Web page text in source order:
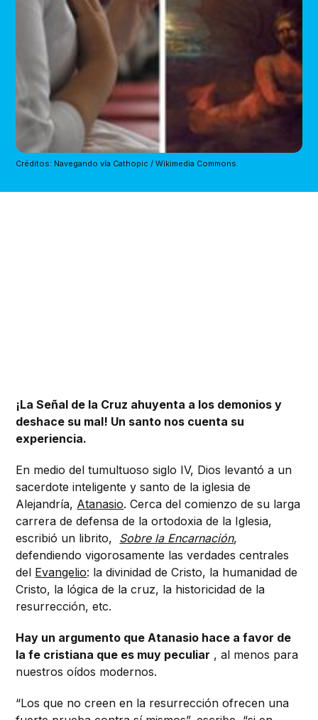
Créditos: Navegando vía Cathopic / Wikimedia Commons.
¡La Señal de la Cruz ahuyenta a los demonios y
deshace su mal! Un santo nos cuenta su
experiencia.
En medio del tumultuoso siglo IV, Dios levantó a un
sacerdote inteligente y santo de la iglesia de
Alejandría, Atanasio. Cerca del comienzo de su larga
carrera de defensa de la ortodoxia de la Iglesia,
escribió un librito, Sobre la Encarnación,
defendiendo vigorosamente las verdades centrales
del Evangelio: la divinidad de Cristo, la humanidad de
Cristo, la lógica de la cruz, la historicidad de la
resurrección, etc.
Hay un argumento que Atanasio hace a favor de
la fe cristiana que es muy peculiar , al menos para
nuestros oídos modernos.
“Los que no creen en la resurrección ofrecen una